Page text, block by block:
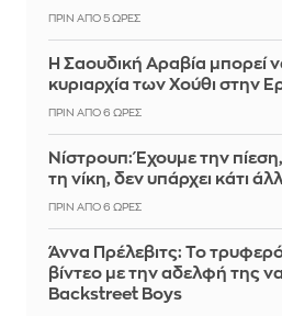
ΠΡΙΝ ΑΠΌ 5 ΏΡΕΣ
Η Σαουδική Αραβία μπορεί
κυριαρχία των Χούθι στην
ΠΡΙΝ ΑΠΌ 6 ΏΡΕΣ
Νίστρουπ: Έχουμε την
τη νίκη, δεν υπάρχει κάτι
ΠΡΙΝ ΑΠΌ 6 ΏΡΕΣ
Άννα Πρέλεβιτς: Το
βίντεο με την αδελφή της
Backstreet Boys